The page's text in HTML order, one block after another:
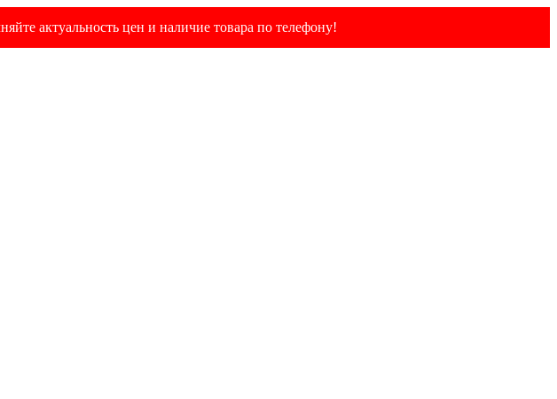
актуальность цен и наличие товара по телефону!